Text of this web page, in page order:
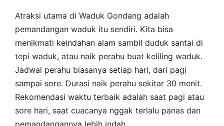
Atraksi utama di Waduk Gondang adalah
pemandangan waduk itu sendiri. Kita bisa
menikmati keindahan alam sambil duduk santai di
tepi waduk, atau naik perahu buat keliling waduk.
Jadwal perahu biasanya setiap hari, dari pagi
sampai sore. Durasi naik perahu sekitar 30 menit.
Rekomendasi waktu terbaik adalah saat pagi atau
sore hari, saat cuacanya nggak terlalu panas dan